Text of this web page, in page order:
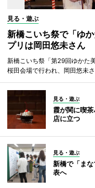
見る・遊ぶ
新橋こいち祭で「ゆ
プリは岡田悠未さん
新橋こいち祭「第29回ゆかた
桜田会場で行われ、岡田悠未
見る・遊ぶ
霞が関に喫
店に立つ
見る・遊ぶ
新橋で「ま
表へ